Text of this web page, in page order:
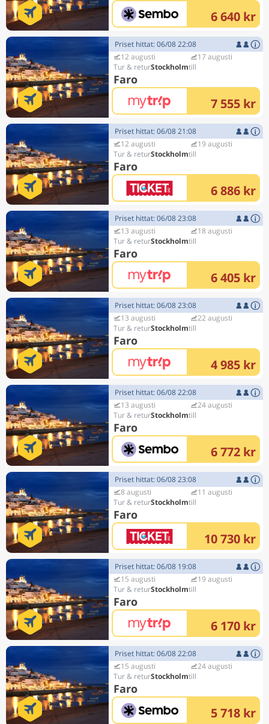
6 640 kr
Priset hittat: 06/08 22:08
12 augusti
Stockholm
Faro
17 augusti
7 555 kr
Priset hittat: 06/08 21:08
12 augusti
Stockholm
Faro
19 augusti
6 886 kr
Priset hittat: 06/08 23:08
13 augusti
Stockholm
Faro
18 augusti
6 405 kr
Priset hittat: 06/08 23:08
13 augusti
Stockholm
Faro
22 augusti
4 985 kr
Priset hittat: 06/08 22:08
13 augusti
Stockholm
Faro
24 augusti
6 772 kr
Priset hittat: 06/08 23:08
8 augusti
Stockholm
Faro
11 augusti
10 730 kr
Priset hittat: 06/08 19:08
15 augusti
Stockholm
Faro
19 augusti
6 170 kr
Priset hittat: 06/08 22:08
15 augusti
Stockholm
Faro
24 augusti
5 718 kr